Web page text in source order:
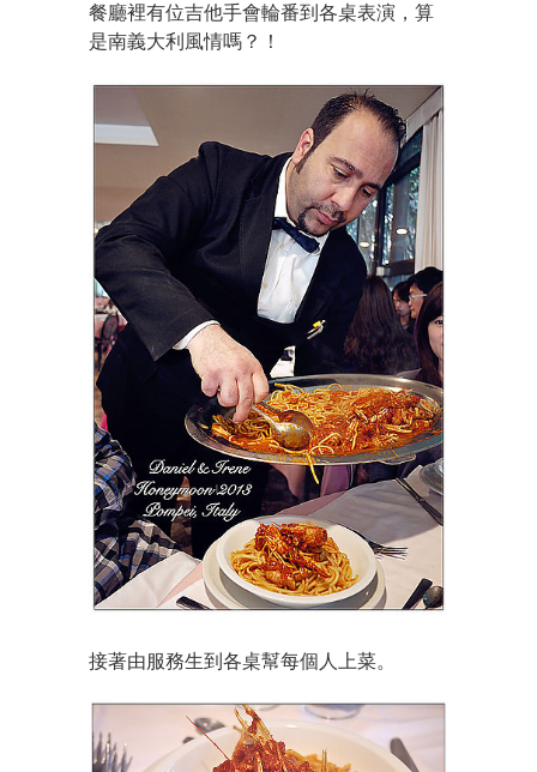
餐廳裡有位吉他手會輪番到各桌表演，算
是南義大利風情嗎？！
接著由服務生到各桌幫每個人上菜。